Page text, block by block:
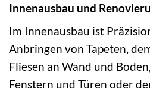
Innenausbau und
Im Innenausbau ist
Anbringen von Tapeten,
Fliesen an Wand und
Fenstern und Türen oder